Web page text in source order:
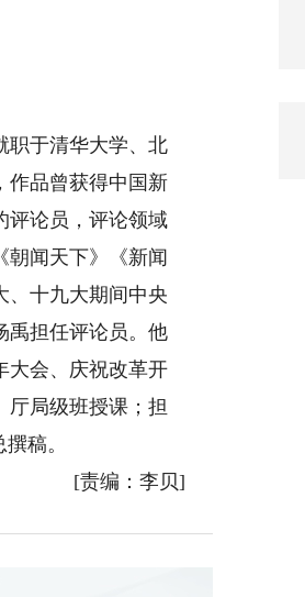
职于清华大学、北
作品曾获得中国新
评论员，评论领域
朝闻天下》《新闻
、十九大期间中央
禹担任评论员。他
大会、庆祝改革开
厅局级班授课；担
稿。
[责编：李贝]